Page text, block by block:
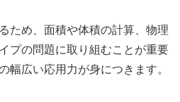
ため、面積や体積の計算、物理
プの問題に取り組むことが重要
幅広い応用力が身につきます。